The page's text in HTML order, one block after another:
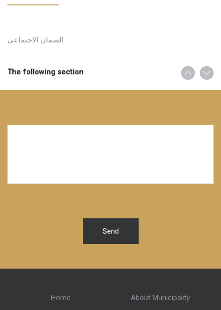
الضمان الاجتماعي
The following section
Send
Home About Municipality